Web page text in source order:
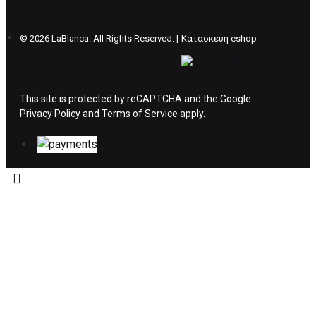
ΔΙΚΑΙΩΜΑ ΥΠΑΝΑΧΩΡΗΣΗΣ-ΕΠΙΣΤΡΟΦΗ
Η επιστροφή χρημάτων ακολουθείται στις
Το προϊόν θα πρέπει να βρίσκεται στην αρχική
© 2026 LaBlanca. All Rights Reserved. | Κατασκευή eshop
This site is protected by reCAPTCHA and the Google
Privacy Policyand Terms of Service apply.